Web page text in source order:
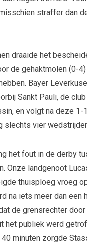
straffer dan
draaide het
de gehaktmolen (0-
Bayer
Sankt Pauli, de
en volgt na deze 1-
slechts vier
het fout in de derby
Onze landgenoot
thuisploeg vroeg
na iets meer dan een
de grensrechter door
het publiek werd
40 minuten zorgde